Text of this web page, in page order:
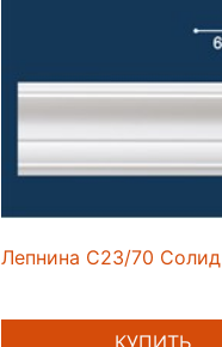
Лепнина C23/70 Солид